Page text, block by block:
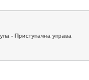
- Приступачна управа